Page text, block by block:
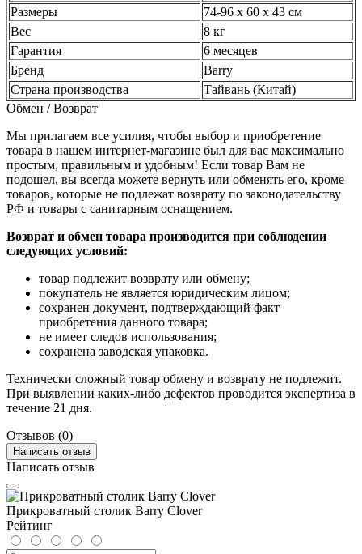
Размеры
74-96 х 60 х 43 см
Вес
8 кг
Гарантия
6 месяцев
Бренд
Barry
Страна производства
Тайвань (Китай)
Обмен / Возврат
Мы прилагаем все усилия, чтобы выбор и приобретение
товара в нашем интернет-магазине был для вас максимально
простым, правильным и удобным! Если товар Вам не
подошел, вы всегда можете вернуть или обменять его, кроме
товаров, которые не подлежат возврату по законодательству
РФ и товары с санитарным оснащением.
Возврат и обмен товара производится при соблюдении
следующих условий:
товар подлежит возврату или обмену;
покупатель не является юридическим лицом;
сохранен документ, подтверждающий факт
приобретения данного товара;
не имеет следов использования;
сохранена заводская упаковка.
Технически сложный товар обмену и возврату не подлежит.
При выявлении каких-либо дефектов проводится экспертиза в
течение 21 дня.
Отзывов (0)
Написать отзыв
Написать отзыв
Прикроватный столик Barry Clover
Рейтинг